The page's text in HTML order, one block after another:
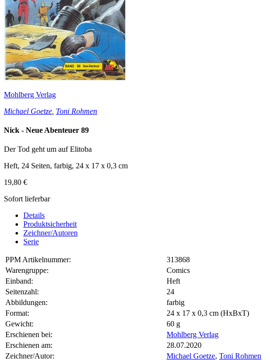
Mohlberg Verlag
Michael Goetze Toni Rohmen
Nick - Neue Abenteuer 89
Der Tod geht um auf Elitoba
Heft, 24 Seiten, farbig, 24 x 17 x 0,3 cm
19,80 €
Sofort lieferbar
Details
Produktsicherheit
Zeichner/Autoren
Serie
PPM Artikelnummer:
313868
Warengruppe:
Comics
Einband:
Heft
Seitenzahl:
24
Abbildungen:
farbig
Format:
24 x 17 x 0,3 cm (HxBxT)
Gewicht:
60 g
Erschienen bei:
Mohlberg Verlag
Erschienen am:
28.07.2020
Zeichner/Autor:
Michael Goetze, Toni Rohmen